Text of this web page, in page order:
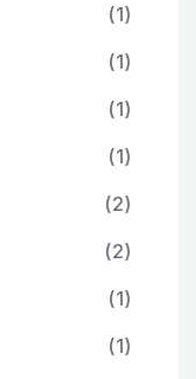
(1)
(1)
(1)
(1)
(2)
(2)
(1)
(1)